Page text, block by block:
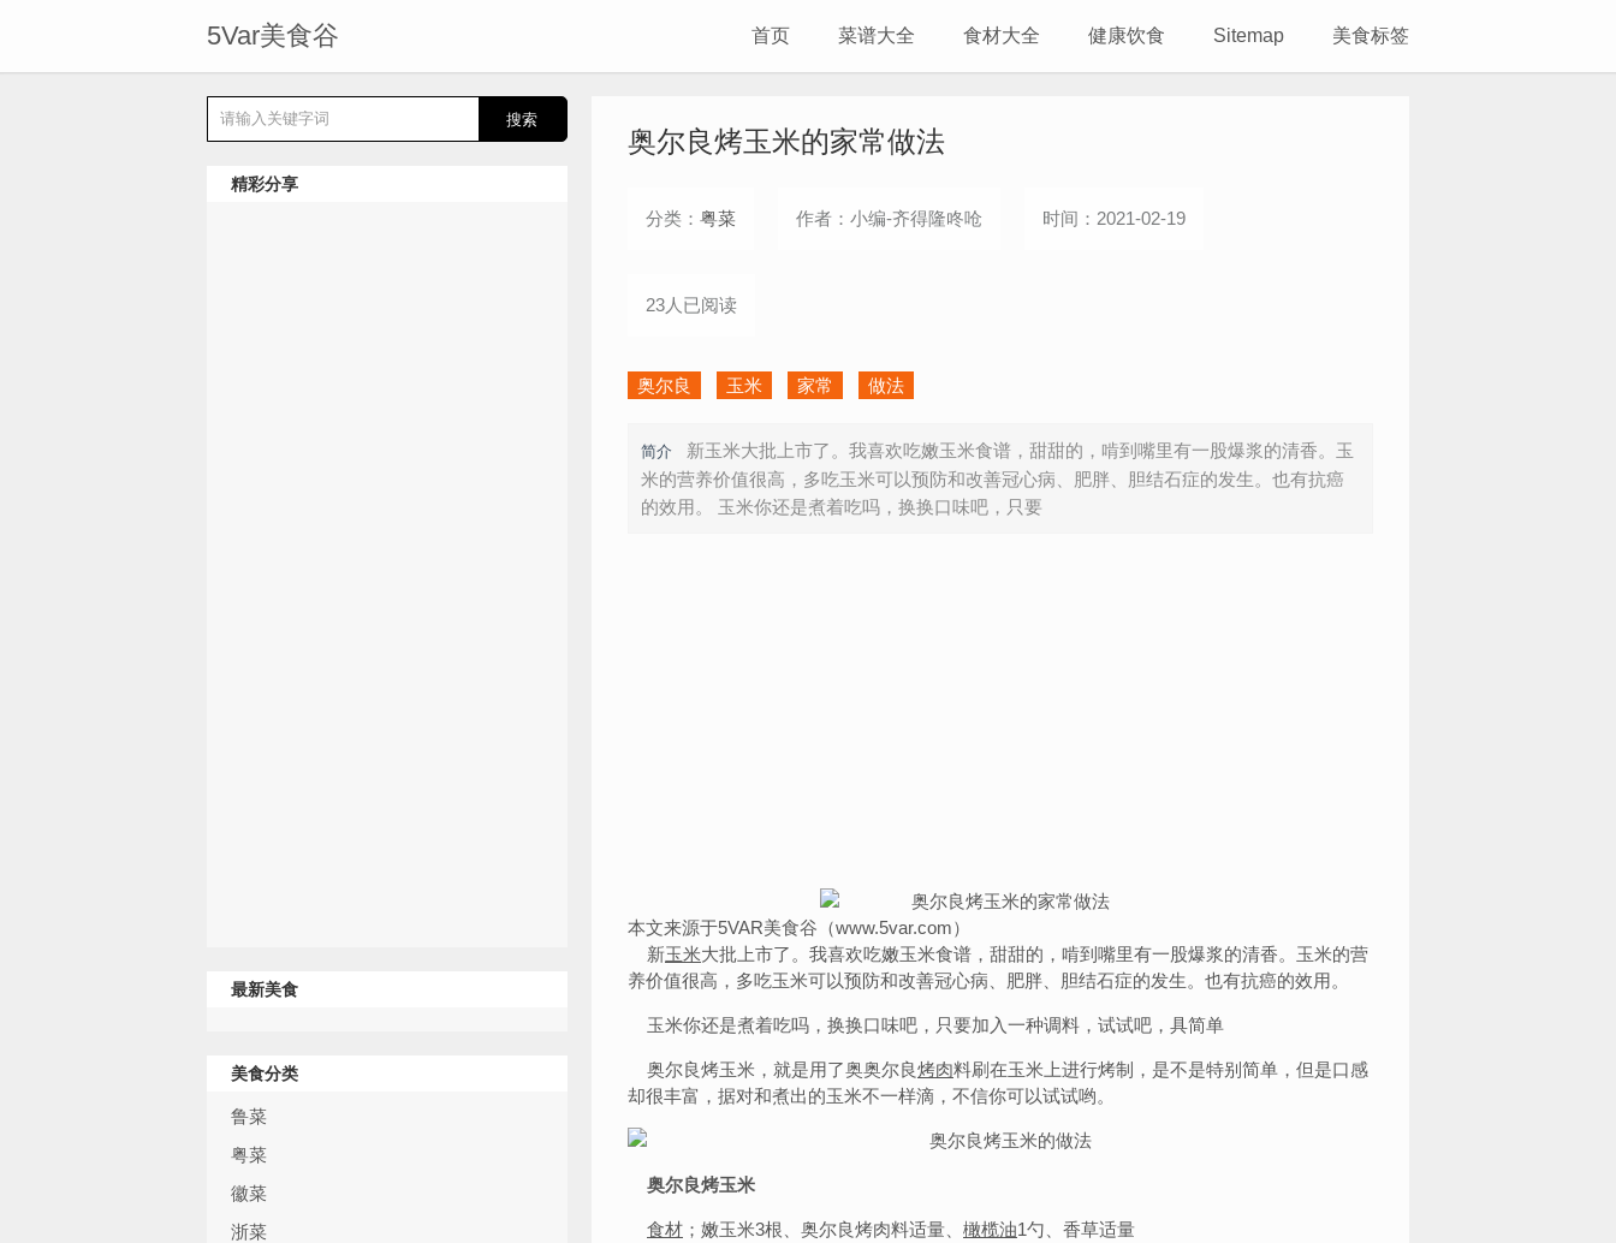
5Var美食谷 首页 菜谱大全 食材大全 健康饮食 Sitemap 美食标签
精彩分享
最新美食
美食分类
鲁菜
粤菜
徽菜
浙菜
奥尔良烤玉米的家常做法
分类： 粤菜 作者：小编-齐得隆咚呛 时间：2021-02-19
23人已阅读
奥尔良 玉米 家常 做法
简介
新玉米大批上市了。我喜欢吃嫩玉米食谱，甜甜的，啃到嘴里有一股爆浆的清香。玉
米的营养价值很高，多吃玉米可以预防和改善冠心病、肥胖、胆结石症的发生。也有抗癌
的效用。 玉米你还是煮着吃吗，换换口味吧，只要
本文来源于5VAR美食谷（www.5var.com）
新玉米大批上市了。我喜欢吃嫩玉米食谱，甜甜的，啃到嘴里有一股爆浆的清香。玉米的营
养价值很高，多吃玉米可以预防和改善冠心病、肥胖、胆结石症的发生。也有抗癌的效用。
玉米你还是煮着吃吗，换换口味吧，只要加入一种调料，试试吧，具简单
奥尔良烤玉米，就是用了奥奥尔良烤肉料刷在玉米上进行烤制，是不是特别简单，但是口感
却很丰富，据对和煮出的玉米不一样滴，不信你可以试试哟。
奥尔良烤玉米
食材 ；嫩玉米3根、奥尔良烤肉料适量、 橄榄油1勺、香草适量